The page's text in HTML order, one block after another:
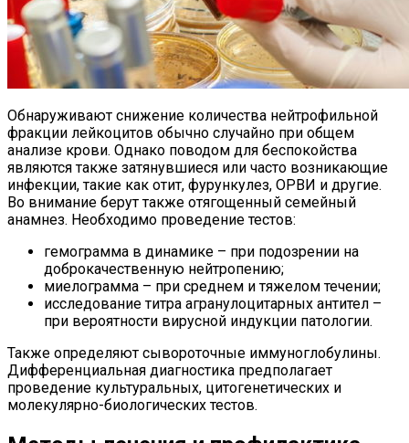
Обнаруживают снижение количества нейтрофильной
фракции лейкоцитов обычно случайно при общем
анализе крови. Однако поводом для беспокойства
являются также затянувшиеся или часто возникающие
инфекции, такие как отит, фурункулез, ОРВИ и другие.
Во внимание берут также отягощенный семейный
анамнез. Необходимо проведение тестов:
гемограмма в динамике – при подозрении на
доброкачественную нейтропению;
миелограмма – при среднем и тяжелом течении;
исследование титра агранулоцитарных антител –
при вероятности вирусной индукции патологии.
Также определяют сывороточные иммуноглобулины.
Дифференциальная диагностика предполагает
проведение культуральных, цитогенетических и
молекулярно-биологических тестов.